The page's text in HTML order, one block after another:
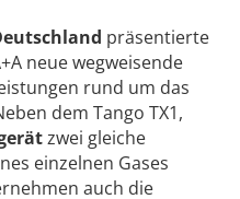
präsentierte
neue wegweisende
rund um das
dem Tango TX1,
zwei gleiche
einzelnen Gases
auch die